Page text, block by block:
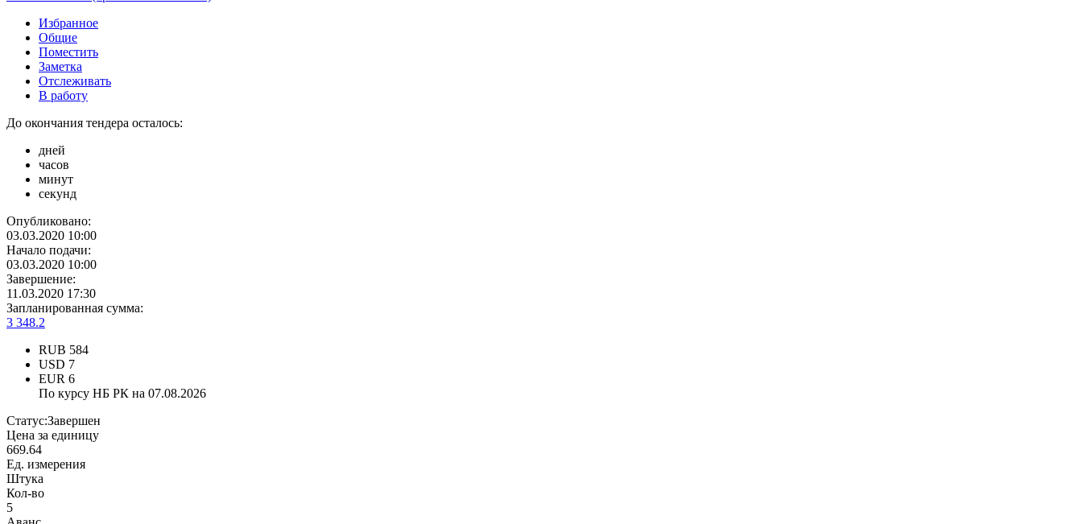
Избранное
Общие
Поместить
Заметка
Отслеживать
В работу
До окончания тендера осталось:
дней
часов
минут
секунд
Опубликовано:
03.03.2020 10:00
Начало подачи:
03.03.2020 10:00
Завершение:
11.03.2020 17:30
Запланированная сумма:
3 348.2
RUB 584
USD 7
EUR 6
По курсу НБ РК на 07.08.2026
Статус:Завершен
Цена за единицу
669.64
Ед. измерения
Штука
Кол-во
5